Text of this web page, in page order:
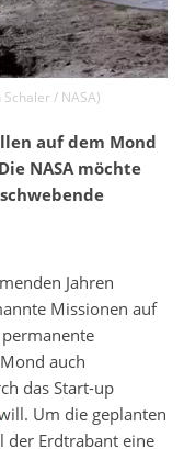
Schaler / NASA)
auf dem Mond
NASA möchte
Jahren
Missionen auf
auch
das Start-up
Um die geplanten
der Erdtrabant eine